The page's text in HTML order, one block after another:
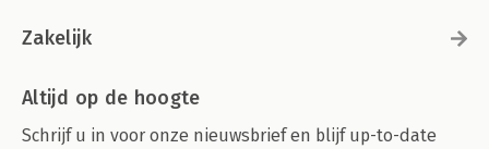
Zakelijk
Altijd op de hoogte
Schrijf u in voor onze nieuwsbrief en blijf up-to-date